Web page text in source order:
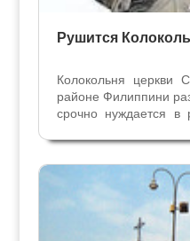
Рушится
Колокольня
районе Филиппини
срочно нуждается в
восемнадцатого
второй мировой
пощадило. Падают
Скрытая
Церкви